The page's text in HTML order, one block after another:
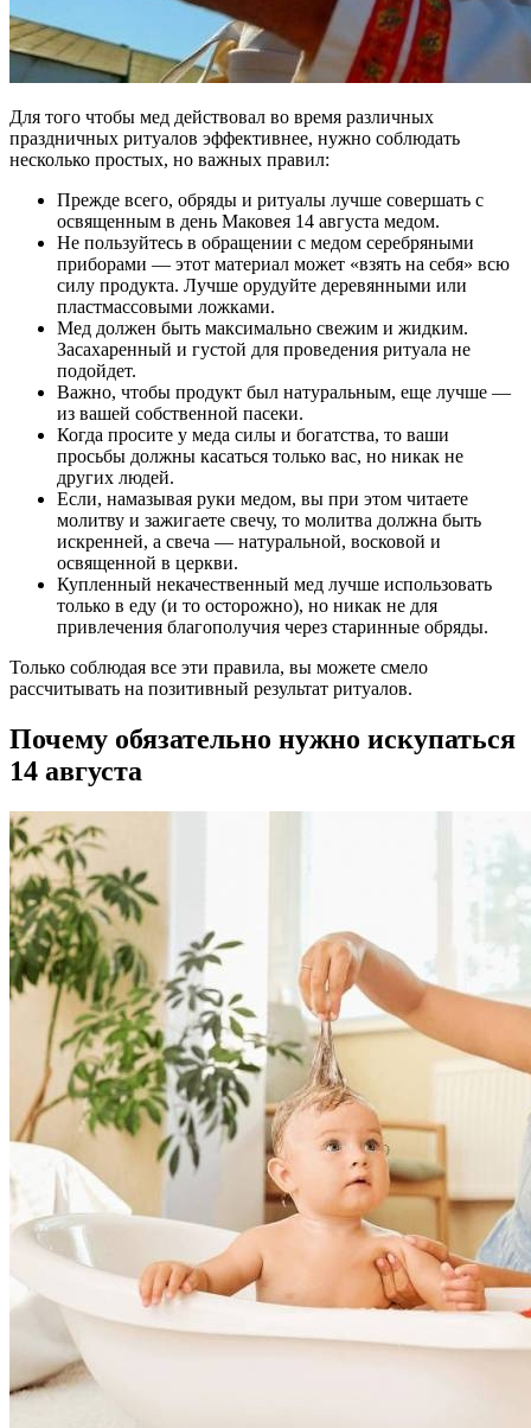
Для того чтобы мед действовал во время различных
праздничных ритуалов эффективнее, нужно соблюдать
несколько простых, но важных правил:
Прежде всего, обряды и ритуалы лучше совершать с
освященным в день Маковея 14 августа медом.
Не пользуйтесь в обращении с медом серебряными
приборами — этот материал может «взять на себя» всю
силу продукта. Лучше орудуйте деревянными или
пластмассовыми ложками.
Мед должен быть максимально свежим и жидким.
Засахаренный и густой для проведения ритуала не
подойдет.
Важно, чтобы продукт был натуральным, еще лучше —
из вашей собственной пасеки.
Когда просите у меда силы и богатства, то ваши
просьбы должны касаться только вас, но никак не
других людей.
Если, намазывая руки медом, вы при этом читаете
молитву и зажигаете свечу, то молитва должна быть
искренней, а свеча — натуральной, восковой и
освященной в церкви.
Купленный некачественный мед лучше использовать
только в еду (и то осторожно), но никак не для
привлечения благополучия через старинные обряды.
Только соблюдая все эти правила, вы можете смело
рассчитывать на позитивный результат ритуалов.
Почему обязательно нужно искупаться
14 августа